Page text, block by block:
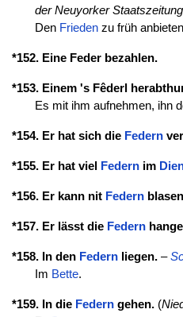
der Neuyorker
Den Friedenzu früh
*152. Eine Feder bezahlen.
*153. Einem 's Fêderl
Es mit ihm aufnehmen, ihn
*154. Er hat sich die Federn
*155. Er hat viel Federnim
*156. Er kann nit Federn
*157. Er lässt die Federn
*158. In den Federnliegen.–
Im Bette.
*159. In die Federngehen.(